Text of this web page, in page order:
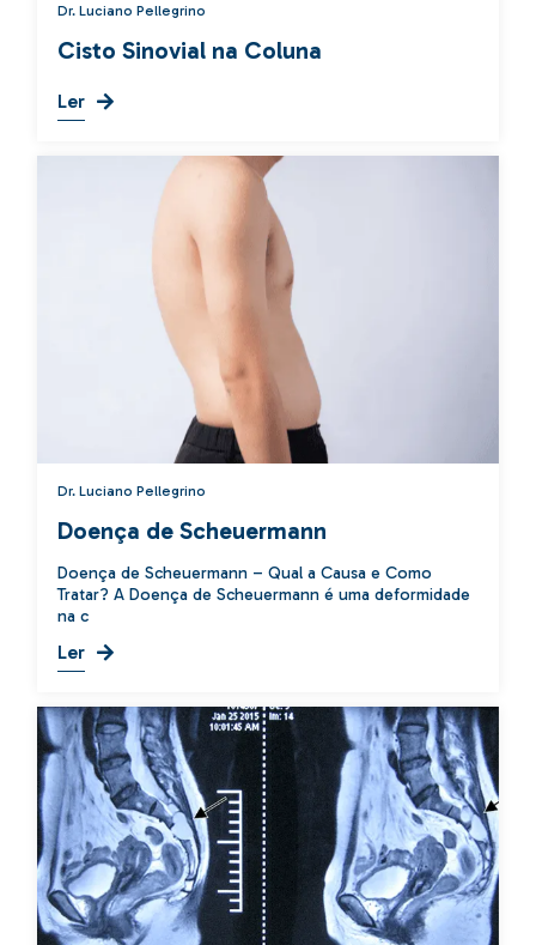
Dr. Luciano Pellegrino
Cisto Sinovial na Coluna
Ler
Dr. Luciano Pellegrino
Doença de Scheuermann
Doença de Scheuermann – Qual a Causa e Como
Tratar? A Doença de Scheuermann é uma deformidade
na c
Ler